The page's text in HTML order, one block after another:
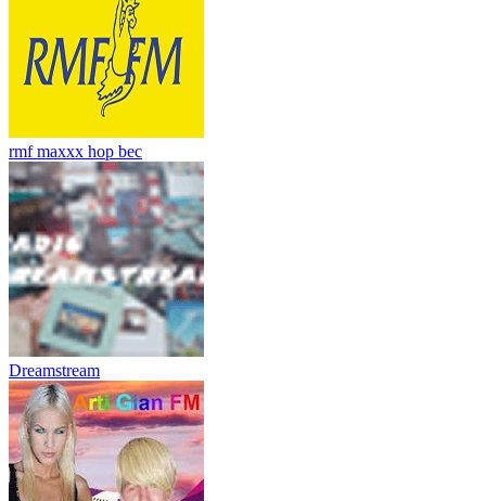
rmf maxxx hop bec
Dreamstream